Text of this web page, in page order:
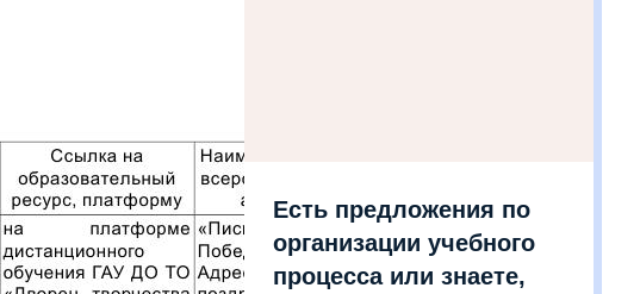
Есть предложения по
организации учебного
процесса или знаете,